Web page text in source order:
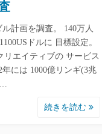
計画を調査。 140万人
ドルに 目標設定。
エイティブの サービス
には 1000億リンギ(3兆
…
続きを読む